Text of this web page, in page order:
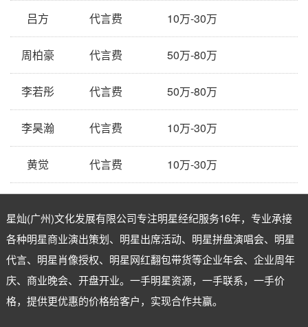
吕方 代言费 10万-30万
周柏豪 代言费 50万-80万
李若彤 代言费 50万-80万
李昊瀚 代言费 10万-30万
黄觉 代言费 10万-30万
星灿(广州)文化发展有限公司专注明星经纪服务16年，专业承接
各种明星商业演出策划、明星出席活动、明星拼盘演唱会、明星
代言、明星肖像授权、明星网红翻包带货等企业年会、企业周年
庆、商业晚会、开盘开业。一手明星资源，一手联系，一手价
格，提供更优惠的价格给客户，实现合作共赢。